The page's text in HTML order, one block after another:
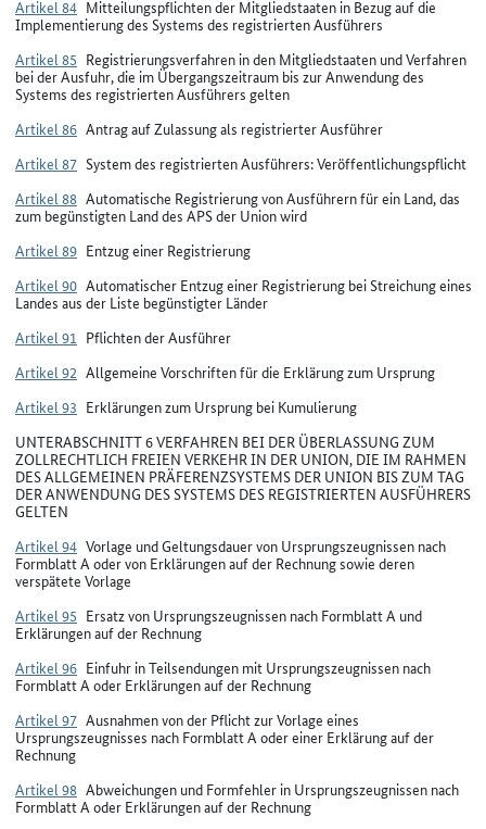
Artikel 84 Mitteilungspflichten der Mitgliedstaaten in Bezug auf die
Implementierung des Systems des registrierten Ausführers
Artikel 85 Registrierungsverfahren in den Mitgliedstaaten und Verfahren
bei der Ausfuhr, die im Übergangszeitraum bis zur Anwendung des
Systems des registrierten Ausführers gelten
Artikel 86 Antrag auf Zulassung als registrierter Ausführer
Artikel 87 System des registrierten Ausführers: Veröffentlichungspflicht
Artikel 88 Automatische Registrierung von Ausführern für ein Land, das
zum begünstigten Land des APS der Union wird
Artikel 89 Entzug einer Registrierung
Artikel 90 Automatischer Entzug einer Registrierung bei Streichung eines
Landes aus der Liste begünstigter Länder
Artikel 91 Pflichten der Ausführer
Artikel 92 Allgemeine Vorschriften für die Erklärung zum Ursprung
Artikel 93 Erklärungen zum Ursprung bei Kumulierung
UNTERABSCHNITT 6 VERFAHREN BEI DER ÜBERLASSUNG ZUM
ZOLLRECHTLICH FREIEN VERKEHR IN DER UNION, DIE IM RAHMEN
DES ALLGEMEINEN PRÄFERENZSYSTEMS DER UNION BIS ZUM TAG
DER ANWENDUNG DES SYSTEMS DES REGISTRIERTEN AUSFÜHRERS
GELTEN
Artikel 94 Vorlage und Geltungsdauer von Ursprungszeugnissen nach
Formblatt A oder von Erklärungen auf der Rechnung sowie deren
verspätete Vorlage
Artikel 95 Ersatz von Ursprungszeugnissen nach Formblatt A und
Erklärungen auf der Rechnung
Artikel 96 Einfuhr in Teilsendungen mit Ursprungszeugnissen nach
Formblatt A oder Erklärungen auf der Rechnung
Artikel 97 Ausnahmen von der Pflicht zur Vorlage eines
Ursprungszeugnisses nach Formblatt A oder einer Erklärung auf der
Rechnung
Artikel 98 Abweichungen und Formfehler in Ursprungszeugnissen nach
Formblatt A oder Erklärungen auf der Rechnung